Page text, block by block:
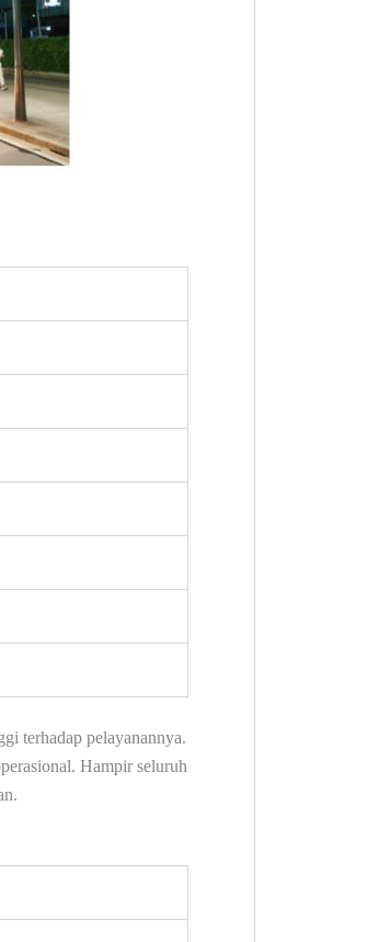
terhadap pelayanannya.
Hampir seluruh